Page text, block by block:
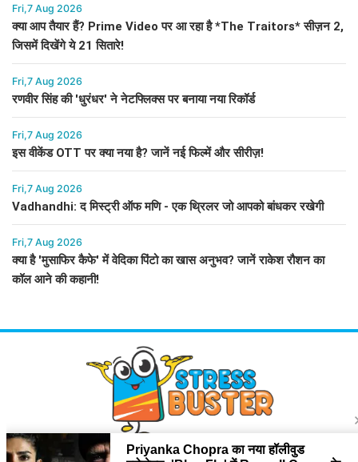
Fri,7 Aug 2026
क्या आप तैयार हैं? Prime Video पर आ रहा है *The Traitors* सीज़न 2,
जिसमें दिखेंगे ये 21 सितारे!
Fri,7 Aug 2026
रणवीर सिंह की 'धुरंधर' ने नेटफ्लिक्स पर बनाया नया रिकॉर्ड
Fri,7 Aug 2026
इस वीकेंड OTT पर क्या नया है? जानें नई फिल्में और सीरीज़!
Fri,7 Aug 2026
Vadhandhi: द मिस्ट्री ऑफ मणि - एक थ्रिलर जो आपको बांधकर रखेगी
Fri,7 Aug 2026
क्या है 'मुसाफिर कैफे' में वेदिका पिंटो का खास अनुभव? जानें राकेश रौशन का
कॉल आने की कहानी!